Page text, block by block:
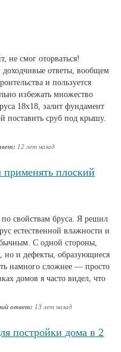
не смог оторваться!
ответы, вообщем
и пользуется
избежать множество
18х18, залит фундамент
поставить сруб под крышу.
12 лет назад
применять плоский
свойствам бруса. Я решил
естественной влажности и
С одной стороны,
но и дефекты, образующиеся
намного сложнее — просто
домов я часто видел, что
ответ: 13 лет назад
постройки дома в 2